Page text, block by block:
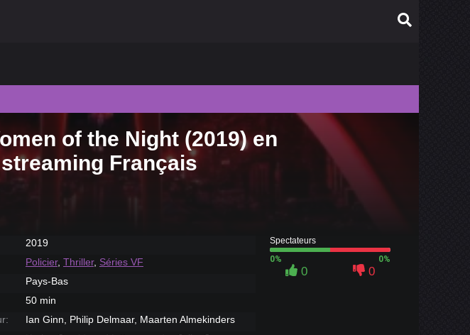
Romance
Science fiction
2010
2009
of the Night (2019) en
streaming Français
2019
Policier, Thriller, Séries VF
Pays-Bas
50 min
Ian Ginn, Philip Delmaar, Maarten Almekinders
Spectateurs
0%
0%
0 0